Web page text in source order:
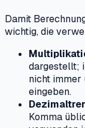
Damit
wichtig, die
dargestellt;
nicht
eingeben.
Komma